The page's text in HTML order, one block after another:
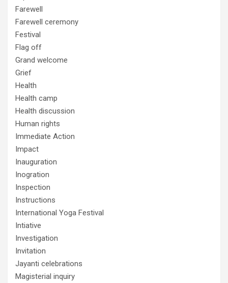
Farewell
Farewell ceremony
Festival
Flag off
Grand welcome
Grief
Health
Health camp
Health discussion
Human rights
Immediate Action
Impact
Inauguration
Inogration
Inspection
Instructions
International Yoga Festival
Intiative
Investigation
Invitation
Jayanti celebrations
Magisterial inquiry